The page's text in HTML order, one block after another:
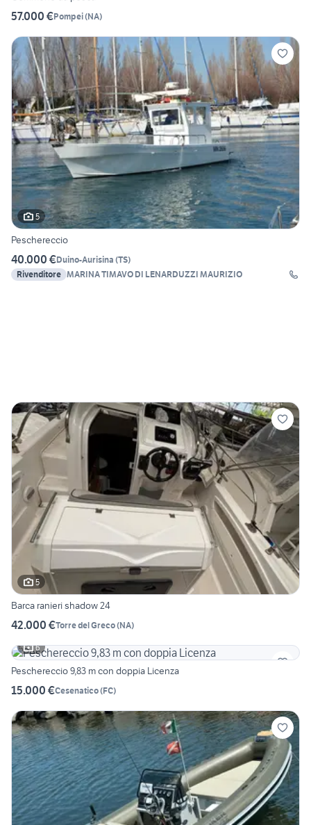
57.000 €Pompei(NA)
5
Peschereccio
40.000 €Duino-Aurisina (TS)
Rivenditore MARINA TIMAVO DI LENARDUZZI MAURIZIO
5
Barca ranieri shadow 24
42.000 €Torre del Greco(NA)
6
Peschereccio 9,83 m con doppia Licenza
15.000 €Cesenatico(FC)